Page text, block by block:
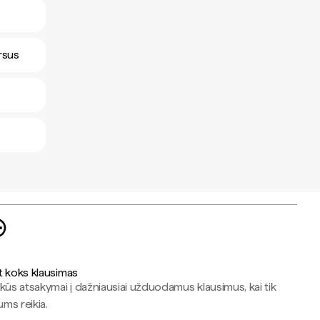
koks klausimas
atsakymai į dažniausiai užduodamus klausimus, kai tik
reikia.